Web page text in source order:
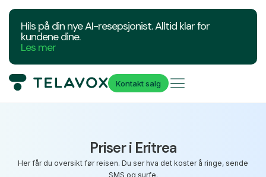
Hils på din nye AI-resepsjonist. Alltid klar for
kundene dine.
Les mer
Kontakt salg
Priser i Eritrea
Her får du oversikt før reisen. Du ser hva det koster å ringe, sende
SMS og surfe.